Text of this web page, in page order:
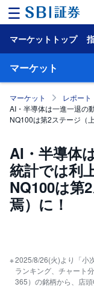
ー
ム
マ
ー
ケ
ッ
ト
NISA
国
内
株
式
株
式
マーケットトップ
マーケット
マーケット レポート
AI・半導体は一進一退の
NQ100は第2ステージ（
AI・半導体
統計では利
NQ100は第
焉）に！
2025/8/26(火)より「小
ランキング、チャート
365）の銘柄から、店